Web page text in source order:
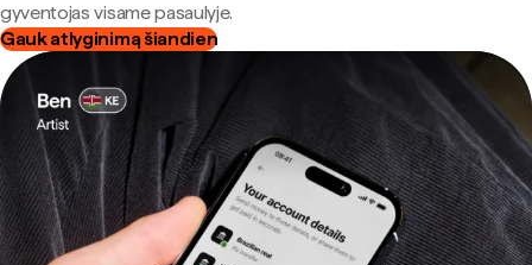
gyventojas visame pasaulyje.
Gauk atlyginimą šiandien